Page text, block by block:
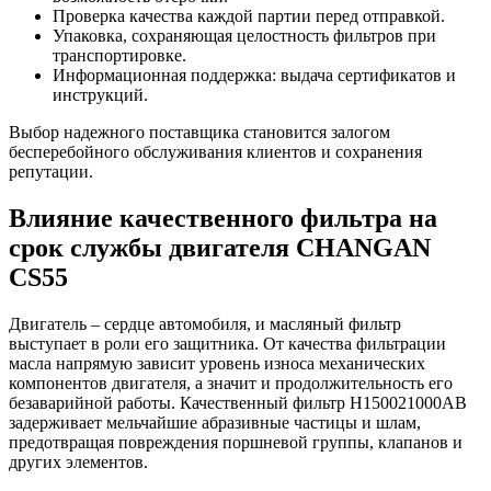
Проверка качества каждой партии перед отправкой.
Упаковка, сохраняющая целостность фильтров при
транспортировке.
Информационная поддержка: выдача сертификатов и
инструкций.
Выбор надежного поставщика становится залогом
бесперебойного обслуживания клиентов и сохранения
репутации.
Влияние качественного фильтра на
срок службы двигателя CHANGAN
CS55
Двигатель – сердце автомобиля, и масляный фильтр
выступает в роли его защитника. От качества фильтрации
масла напрямую зависит уровень износа механических
компонентов двигателя, а значит и продолжительность его
безаварийной работы. Качественный фильтр H150021000AB
задерживает мельчайшие абразивные частицы и шлам,
предотвращая повреждения поршневой группы, клапанов и
других элементов.